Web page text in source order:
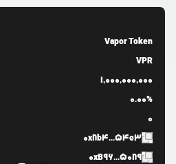
Vapor Token
VPR
1,000,000,000
0.00%
0
0x8b4...54e3
0xB96...5089